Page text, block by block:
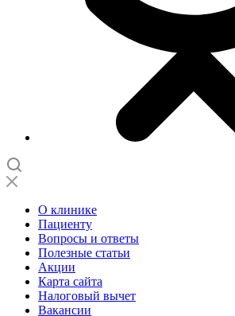
О клинике
Пациенту
Вопросы и ответы
Полезные статьи
Акции
Карта сайта
Налоговый вычет
Вакансии